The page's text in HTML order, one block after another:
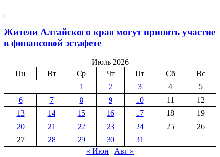
Жители Алтайского края могут принять участие
в финансовой эстафете
Июль 2026
Пн
Вт Ср Чт Пт Сб
Вс
1
2 3 4
5
6
7 8 9 10 11
12
13
14 15 16 17 18
19
20
21 22 23 24 25
26
27
28 29 30
31
« Июн
Авг »